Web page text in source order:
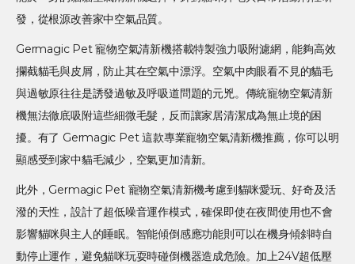
發，從根源改善家中空氣品質。
Germagic Pet 寵物空氣清新機搭載特製強力吸附濾網，能夠高效
攔截貓毛與皮屑，防止其在空氣中漂浮。空氣中肉眼看不見的貓毛
與過敏原往往是誘發過敏及呼吸道問題的元兇。傳統寵物空氣清新
機無法徹底吸附這些細微毛髮，反而讓家居清潔成為無止境的困
擾。有了 Germagic Pet 這款專業寵物空氣清新機推薦，你可以明
顯感受到家中貓毛減少，空氣更加清新。
此外，Germagic Pet 寵物空氣清新機考慮到貓咪愛玩、好奇及活
潑的天性，設計了超低噪音運作模式，確保即使在夜間使用也不會
影響貓咪與主人的睡眠。智能傾倒感應功能則可以在機身傾斜時自
動停止運作，避免貓咪玩耍時碰倒機器造成危險。加上24V超低壓